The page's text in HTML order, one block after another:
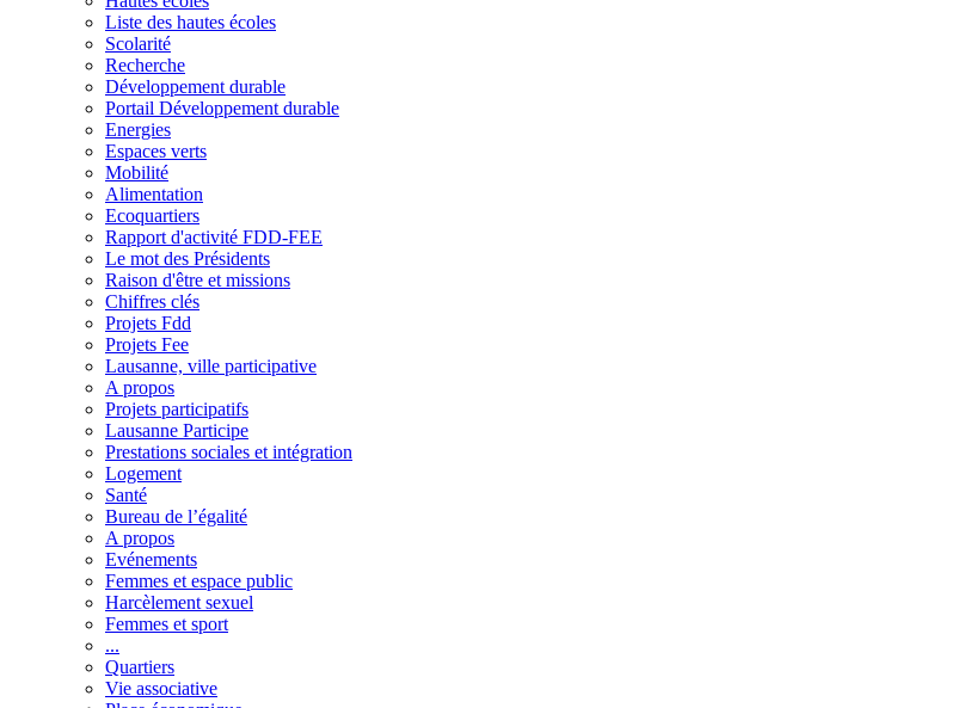
Liste des hautes écoles
Scolarité
Recherche
Développement durable
Portail Développement durable
Energies
Espaces verts
Mobilité
Alimentation
Ecoquartiers
Rapport d'activité FDD-FEE
Le mot des Présidents
Raison d'être et missions
Chiffres clés
Projets Fdd
Projets Fee
Lausanne, ville participative
A propos
Projets participatifs
Lausanne Participe
Prestations sociales et intégration
Logement
Santé
Bureau de l’égalité
A propos
Evénements
Femmes et espace public
Harcèlement sexuel
Femmes et sport
...
Quartiers
Vie associative